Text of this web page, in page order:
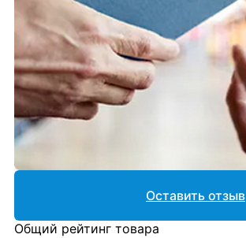
Оставить отзыв
Общий рейтинг товара